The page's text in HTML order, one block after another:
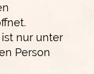
nur unter
Person